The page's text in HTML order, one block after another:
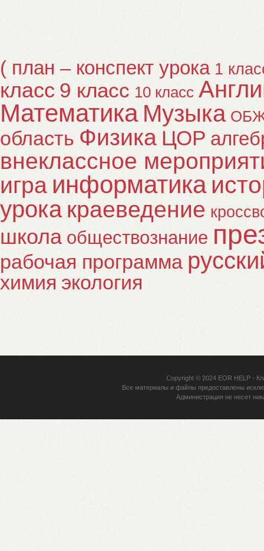
( план – конспект урока 1
класс 9 класс 10 класс
Математика Музыка
область Физика ЦОР
внеклассное
игра информатика
урока краеведение
школа обществознание
рабочая программа
химия экология
Copyright © 2024 EOR HELP-
Все материалы и файлы предоставлены
Администрация не несет